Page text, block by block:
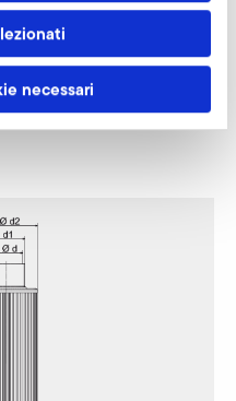
necessari
Richiedi subito